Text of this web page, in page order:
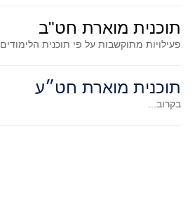
תחרות קנגורו ישראל - תש"ף
בואו נשחק מתמטיקה תשע"ט
בואו נשחק מתמטיקה תשע"ח
תוכנית מוארת חט"ב
פעילויות מתוקשבות על פי תוכנית הלימודים
תוכנית מוארת חט״ע
בקרוב...